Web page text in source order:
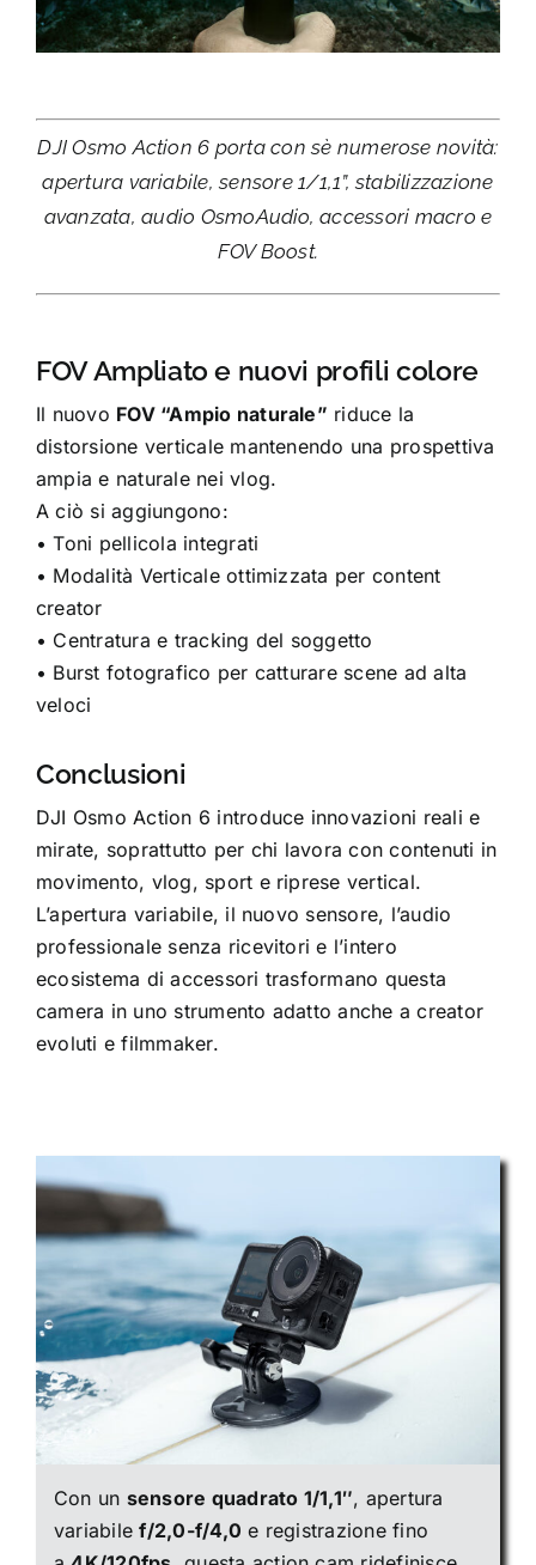
DJI Osmo Action 6 porta con sè numerose novità:
apertura variabile, sensore 1/1,1”, stabilizzazione
avanzata, audio OsmoAudio, accessori macro e
FOV Boost.
FOV Ampliato e nuovi profili colore
Il nuovo FOV “Ampio naturale” riduce la
distorsione verticale mantenendo una prospettiva
ampia e naturale nei vlog.
A ciò si aggiungono:
• Toni pellicola integrati
• Modalità Verticale ottimizzata per content
creator
• Centratura e tracking del soggetto
• Burst fotografico per catturare scene ad alta
veloci
Conclusioni
DJI Osmo Action 6 introduce innovazioni reali e
mirate, soprattutto per chi lavora con contenuti in
movimento, vlog, sport e riprese vertical.
L’apertura variabile, il nuovo sensore, l’audio
professionale senza ricevitori e l’intero
ecosistema di accessori trasformano questa
camera in uno strumento adatto anche a creator
evoluti e filmmaker.
Con un sensore quadrato 1/1,1″, apertura
variabilef/2,0-f/4,0 e registrazione fino